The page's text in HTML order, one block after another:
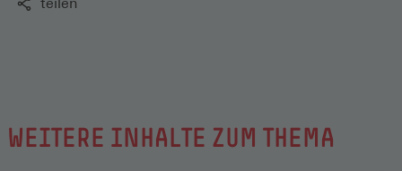
WEITERE INHALTE ZUM THEMA